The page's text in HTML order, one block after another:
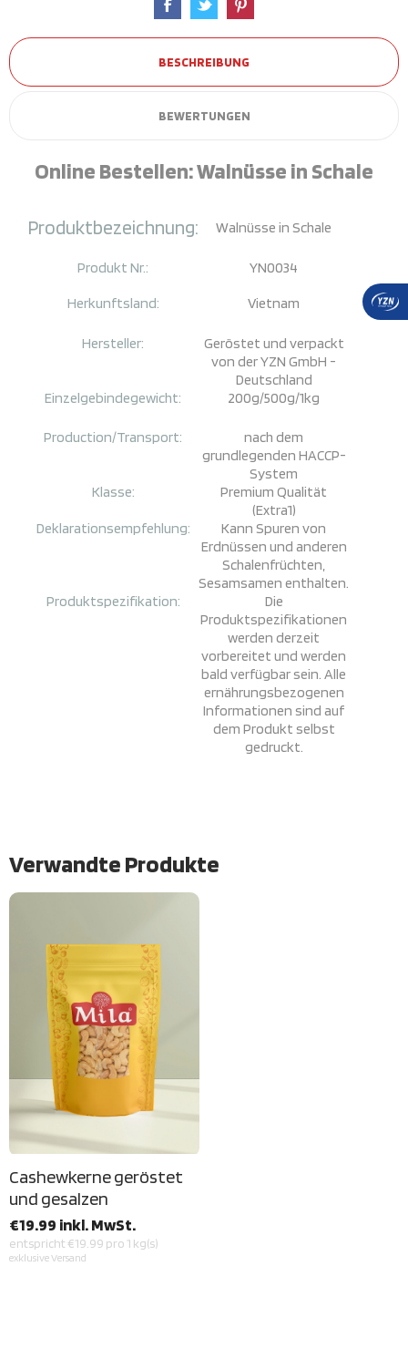
BESCHREIBUNG
BEWERTUNGEN
Online Bestellen: Walnüsse in Schale
Produktbezeichnung: Walnüsse in Schale
Produkt Nr.: YN0034
Herkunftsland: Vietnam
Hersteller:
Geröstet und verpackt
von der YZN GmbH -
Deutschland
Einzelgebindegewicht:
200g/500g/1kg
Production/Transport:
nach dem
grundlegenden HACCP-
System
Klasse:
Premium Qualität
(Extra1)
Deklarationsempfehlung:
Kann Spuren von
Erdnüssen und anderen
Schalenfrüchten,
Sesamsamen enthalten.
Produktspezifikation:
Die
Produktspezifikationen
werden derzeit
vorbereitet und werden
bald verfügbar sein. Alle
ernährungsbezogenen
Informationen sind auf
dem Produkt selbst
gedruckt.
Verwandte Produkte
Cashewkerne geröstet
und gesalzen
€19.99 inkl. MwSt.
entspricht €19.99 pro 1 kg(s)
exklusiveVersand